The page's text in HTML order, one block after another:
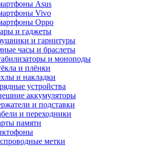
Asus
Vivo
Oppo
и гаджеты
и гарнитуры
часы и браслеты
и моноподы
и плёнки
и накладки
устройства
аккумуляторы
и подставки
и переходники
памяти
метки